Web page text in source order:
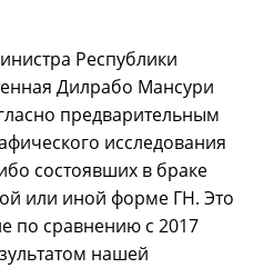
Республики
Дилрабо Мансури
предварительным
исследования
состоявших в браке
или иной форме ГН. Это
по сравнению с 2017
нашей